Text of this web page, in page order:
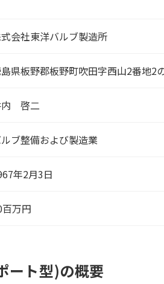
会社東洋バルブ製造所
県板野郡板野町吹田字西山2番地2
内 啓二
ブ整備および製造業
年2月3日
百万円
ート型)の概要